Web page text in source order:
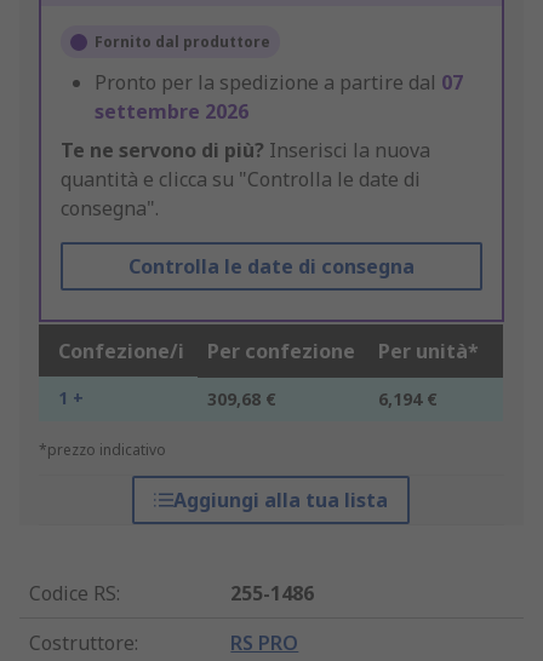
Fornito dal produttore
Pronto per la spedizione a partire dal 07
settembre 2026
Te ne servono di più? Inserisci la nuova
quantità e clicca su "Controlla le date di
consegna".
Controlla le date di consegna
Confezione/i Per confezione Per unità*
1 + 309,68 € 6,194 €
*prezzo indicativo
Aggiungi alla tua lista
Codice RS:
255-1486
Costruttore: RS PRO